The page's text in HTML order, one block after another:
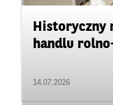
Historyczny
handlu
14.07.2026